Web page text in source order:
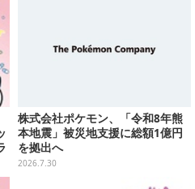
株式会社ポケモン、「令和8年熊
本地震」被災地支援に総額1億円
を拠出へ
2026.7.30